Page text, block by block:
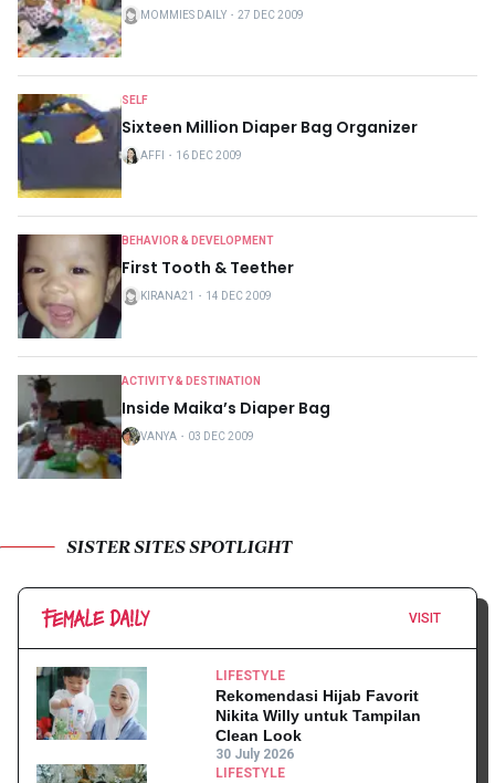
MOMMIES DAILY ・ 27 DEC 2009
SELF
Sixteen Million Diaper Bag Organizer
AFFI ・ 16 DEC 2009
BEHAVIOR & DEVELOPMENT
First Tooth & Teether
KIRANA21 ・ 14 DEC 2009
ACTIVITY & DESTINATION
Inside Maika’s Diaper Bag
VANYA ・ 03 DEC 2009
SISTER SITES SPOTLIGHT
VISIT
LIFESTYLE
Rekomendasi Hijab Favorit
Nikita Willy untuk Tampilan
Clean Look
30 July 2026
LIFESTYLE